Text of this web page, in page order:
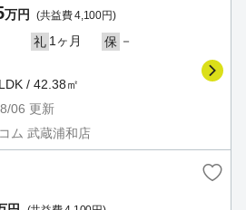
万円 (共益費 4,100円)
礼 1ヶ月 保 －
/ 42.38㎡
06 更新
ム 武蔵浦和店